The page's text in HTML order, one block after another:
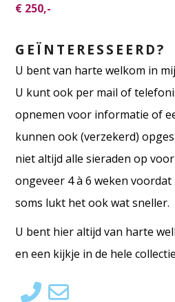
€ 250,-
GEÏNTERESSEERD?
U bent van harte welkom in
U kunt ook per mail of
opnemen voor informatie of
kunnen ook (verzekerd)
niet altijd alle sieraden op
ongeveer 4 à 6 weken
soms lukt het ook wat sneller.
U bent hier altijd van harte
en een kijkje in de hele